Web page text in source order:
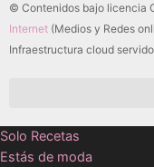
© Contenidos bajo licencia
Internet (Medios y Redes
Infraestructura cloud
Solo Recetas
Estás de moda